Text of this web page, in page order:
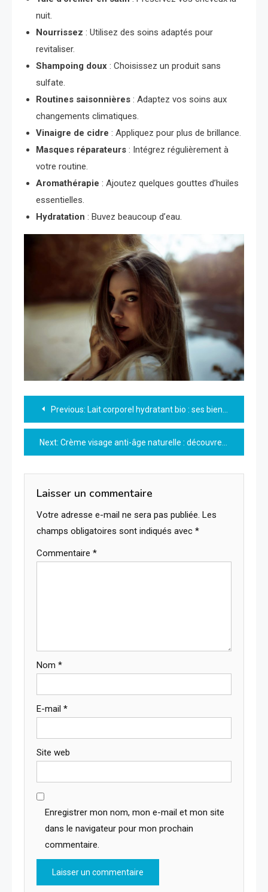
nuit.
Nourrissez : Utilisez des soins adaptés pour
revitaliser.
Shampoing doux : Choisissez un produit sans
sulfate.
Routines saisonnières : Adaptez vos soins aux
changements climatiques.
Vinaigre de cidre : Appliquez pour plus de brillance.
Masques réparateurs : Intégrez régulièrement à
votre routine.
Aromathérapie : Ajoutez quelques gouttes d’huiles
essentielles.
Hydratation : Buvez beaucoup d’eau.
Navigation
de
l’article
Previous: Lait corporel hydratant bio : ses bienfaits naturels pour une peau douce et saine
Next: Crème visage anti-âge naturelle : découvrez les bienfaits et astuces pour une peau jeune
Laisser un commentaire
Votre adresse e-mail ne sera pas publiée. Les
champs obligatoires sont indiqués avec *
Commentaire *
Nom *
E-mail *
Site web
Enregistrer mon nom, mon e-mail et mon site
dans le navigateur pour mon prochain
commentaire.